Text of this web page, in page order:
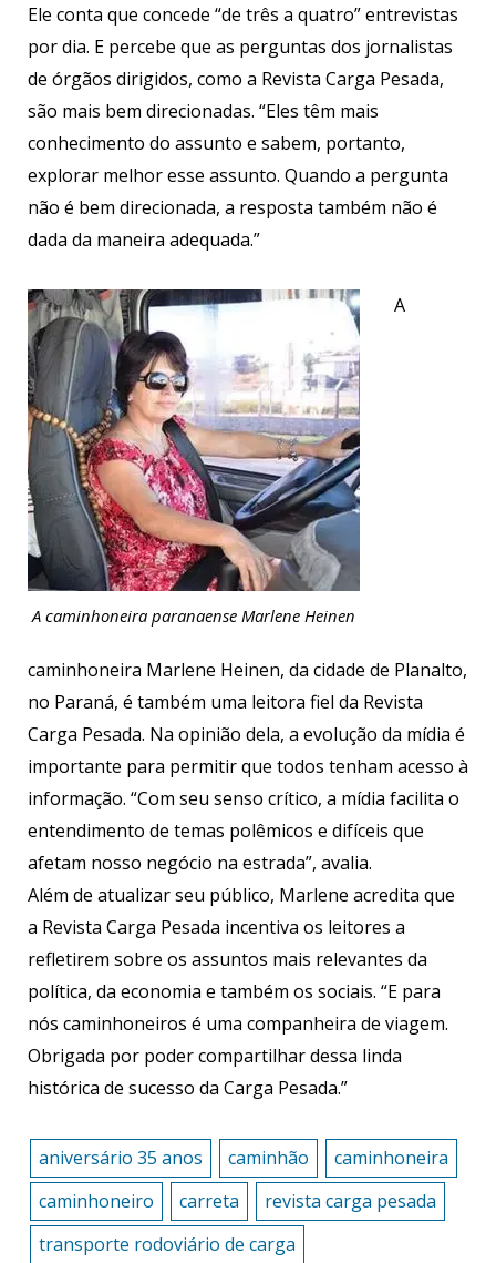
Ele conta que concede “de três a quatro” entrevistas
por dia. E percebe que as perguntas dos jornalistas
de órgãos dirigidos, como a Revista Carga Pesada,
são mais bem direcionadas. “Eles têm mais
conhecimento do assunto e sabem, portanto,
explorar melhor esse assunto. Quando a pergunta
não é bem direcionada, a resposta também não é
dada da maneira adequada.”
A caminhoneira paranaense Marlene Heinen
A
caminhoneira Marlene Heinen, da cidade de Planalto,
no Paraná, é também uma leitora fiel da Revista
Carga Pesada. Na opinião dela, a evolução da mídia é
importante para permitir que todos tenham acesso à
informação. “Com seu senso crítico, a mídia facilita o
entendimento de temas polêmicos e difíceis que
afetam nosso negócio na estrada”, avalia.
Além de atualizar seu público, Marlene acredita que
a Revista Carga Pesada incentiva os leitores a
refletirem sobre os assuntos mais relevantes da
política, da economia e também os sociais. “E para
nós caminhoneiros é uma companheira de viagem.
Obrigada por poder compartilhar dessa linda
histórica de sucesso da Carga Pesada.”
aniversário 35 anos caminhão
caminhoneira
caminhoneiro
carreta
revista carga pesada
transporte rodoviário de carga